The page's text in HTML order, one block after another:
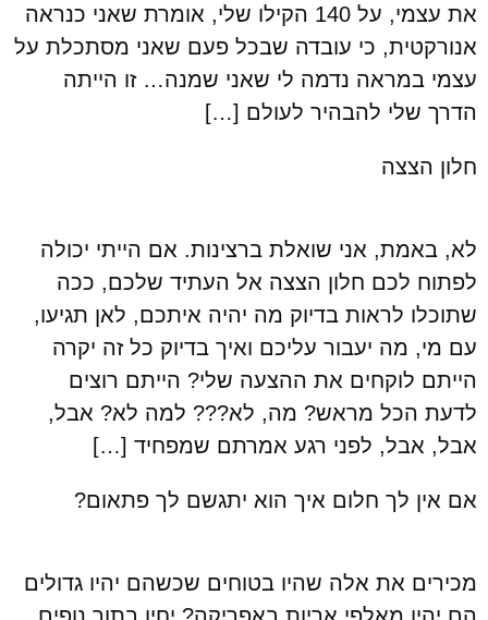
את עצמי, על 140 הקילו שלי, אומרת שאני כנראה
אנורקטית, כי עובדה שבכל פעם שאני מסתכלת על
עצמי במראה נדמה לי שאני שמנה… זו הייתה
הדרך שלי להבהיר לעולם […]
חלון הצצה
לא, באמת, אני שואלת ברצינות. אם הייתי יכולה
לפתוח לכם חלון הצצה אל העתיד שלכם, ככה
שתוכלו לראות בדיוק מה יהיה איתכם, לאן תגיעו,
עם מי, מה יעבור עליכם ואיך בדיוק כל זה יקרה
הייתם לוקחים את ההצעה שלי? הייתם רוצים
לדעת הכל מראש? מה, לא??? למה לא? אבל,
אבל, אבל, לפני רגע אמרתם שמפחיד […]
אם אין לך חלום איך הוא יתגשם לך פתאום?
מכירים את אלה שהיו בטוחים שכשהם יהיו גדולים